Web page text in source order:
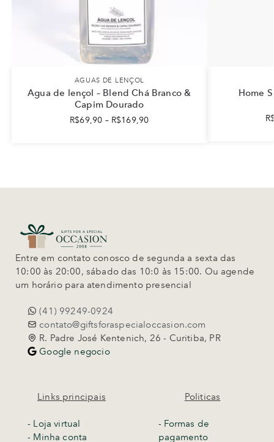
AGUAS DE LENÇOL
Agua de lençol – Blend Chá Branco &
Capim Dourado
R$69,90 – R$169,90
Home
Entre em contato conosco de segunda a sexta das
10:00 às 20:00, sábado das 10:0 às 15:00. Ou agende
um horário para atendimento presencial
(41) 99249-0924
contato@giftsforaspecialoccasion.com
R. Padre José Kentenich, 26 - Curitiba, PR
Google negocio
Links principais
- Loja virtual
- Minha conta
Politicas
- Formas de
pagamento